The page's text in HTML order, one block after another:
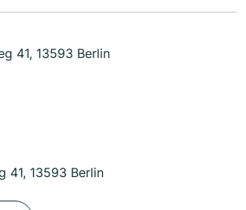
41, 13593 Berlin
41, 13593 Berlin